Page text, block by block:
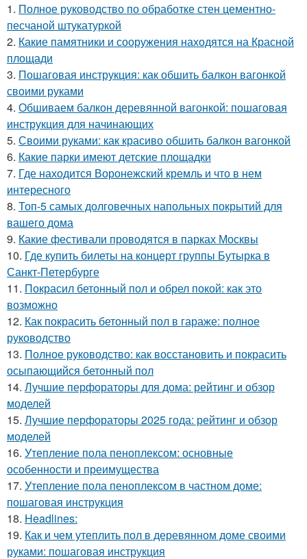
1. Полное руководство по обработке стен цементно-
песчаной штукатуркой
2. Какие памятники и сооружения находятся на Красной
площади
3. Пошаговая инструкция: как обшить балкон вагонкой
своими руками
4. Обшиваем балкон деревянной вагонкой: пошаговая
инструкция для начинающих
5. Своими руками: как красиво обшить балкон вагонкой
6. Какие парки имеют детские площадки
7. Где находится Воронежский кремль и что в нем
интересного
8. Топ-5 самых долговечных напольных покрытий для
вашего дома
9. Какие фестивали проводятся в парках Москвы
10. Где купить билеты на концерт группы Бутырка в
Санкт-Петербурге
11. Покрасил бетонный пол и обрел покой: как это
возможно
12. Как покрасить бетонный пол в гараже: полное
руководство
13. Полное руководство: как восстановить и покрасить
осыпающийся бетонный пол
14. Лучшие перфораторы для дома: рейтинг и обзор
моделей
15. Лучшие перфораторы 2025 года: рейтинг и обзор
моделей
16. Утепление пола пеноплексом: основные
особенности и преимущества
17. Утепление пола пеноплексом в частном доме:
пошаговая инструкция
18. Headlines:
19. Как и чем утеплить пол в деревянном доме своими
руками: пошаговая инструкция